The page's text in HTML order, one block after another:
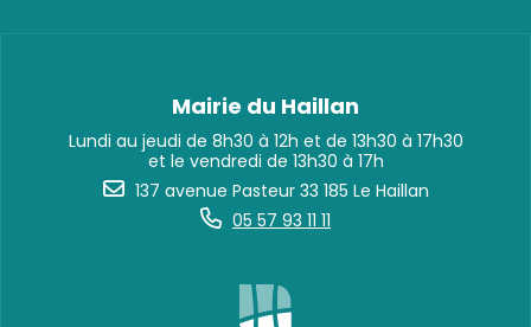
Mairie du Haillan
Lundi au jeudi de 8h30 à 12h et de 13h30 à 17h30
et le vendredi de 13h30 à 17h
137 avenue Pasteur 33 185 Le Haillan
05 57 93 11 11